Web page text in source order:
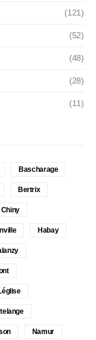
(121)
(52)
(48)
(28)
(11)
Bascharage
Bertrix
Chiny
Habay
Namur